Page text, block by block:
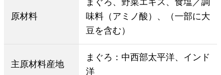
原材料
まぐろ、野菜エキス、食塩／調
味料（アミノ酸）、（一部に大
豆を含む）
主原材料産地
まぐろ：中西部太平洋、インド
洋